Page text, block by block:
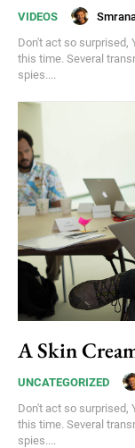
VIDEOS
Don't act so surprised,
this time. Several
spies....
A Skin
UNCATEGORIZED
Don't act so surprised,
this time. Several
spies....